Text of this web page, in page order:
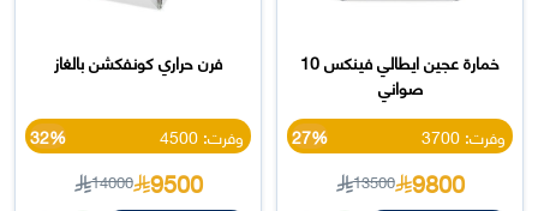
خمارة عجين ايطالي فينكس 10
صواني
وفرت: 3700
27%
9800
13500
فرن حراري كونفكشن بالغاز
وفرت: 4500 32%
9500
14000